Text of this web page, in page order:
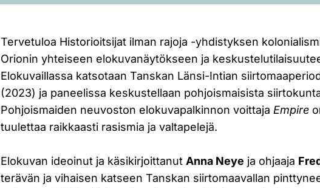
Tervetuloa Historioitsijat ilman rajoja -yhdistyksen
Orionin yhteiseen elokuvanäytökseen ja
Elokuvaillassa katsotaan Tanskan Länsi-Intian
(2023) ja paneelissa keskustellaan pohjoismaisista
Pohjoismaiden neuvoston elokuvapalkinnon voittaja Empire
tuulettaa raikkaasti rasismia ja valtapelejä.
Elokuvan ideoinut ja käsikirjoittanut Anna Neye ja ohjaaja
terävän ja vihaisen katseen Tanskan siirtomaavallan